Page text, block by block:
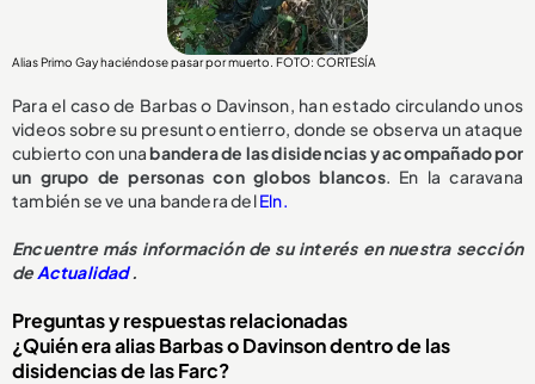
Alias Primo Gay haciéndose pasar por muerto. FOTO: CORTESÍA
Para el caso de Barbas o Davinson, han estado circulando unos
videos sobre su presunto entierro, donde se observa un ataque
cubierto con unabandera de las disidencias y acompañado por
un grupo de personas con globos blancos. En la caravana
también se ve una bandera delEln.
Encuentre más información de su interés en nuestra sección
deActualidad.
Preguntas y respuestas relacionadas
¿Quién era alias Barbas o Davinson dentro de las
disidencias de las Farc?